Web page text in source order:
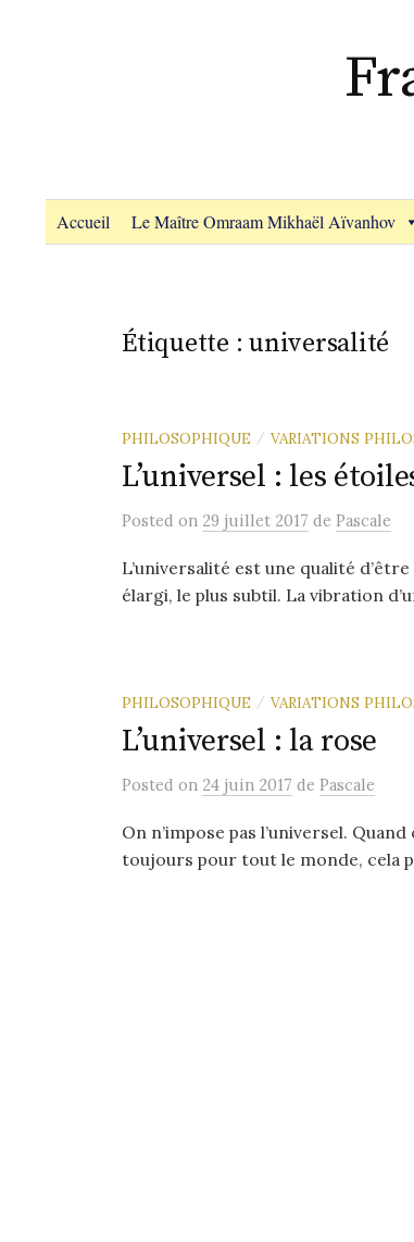
Accueil Le Maître Omraam Mikhaël Aïvanhov
Étiquette :universalité
PHILOSOPHIQUE / VARIATIONS
L’universel : les
Posted on 29 juillet 2017 de Pascale
L’universalité est une qualité
élargi, le plus subtil. La vibration
PHILOSOPHIQUE / VARIATIONS
L’universel : la rose
Posted on 24 juin 2017 de Pascale
On n’impose pas l’universel.
toujours pour tout le monde, cela